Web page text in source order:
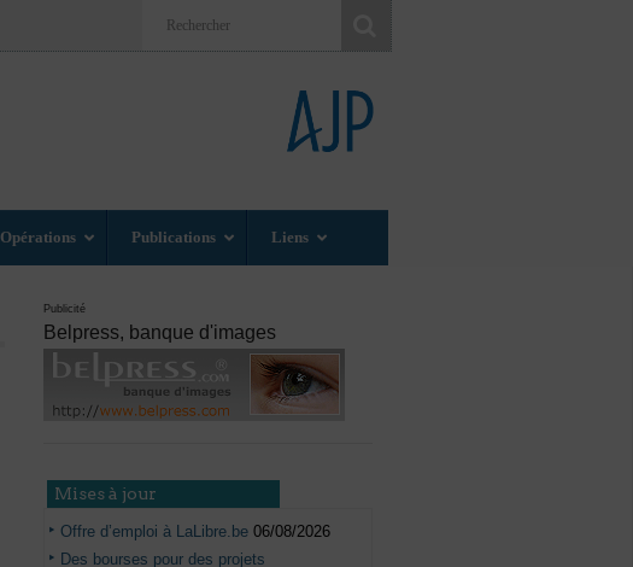
Opérations Publications Liens
Publicité
Belpress, banque d'images
Mises à jour
Offre d’emploi à LaLibre.be 06/08/2026
Des bourses pour des projets